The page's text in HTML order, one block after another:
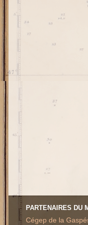
PARTENAIRES DU
Cégep de la